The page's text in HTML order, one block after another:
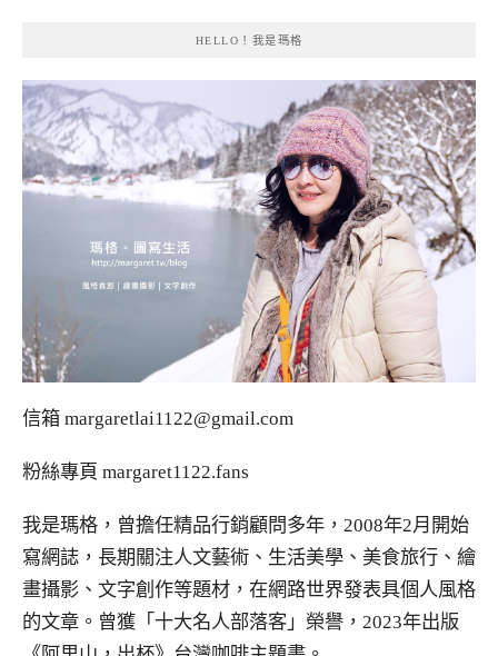
HELLO！我是瑪格
信箱 margaretlai1122@gmail.com
粉絲專頁 margaret1122.fans
我是瑪格，曾擔任精品行銷顧問多年，2008年2月開始
寫網誌，長期關注人文藝術、生活美學、美食旅行、繪
畫攝影、文字創作等題材，在網路世界發表具個人風格
的文章。曾獲「十大名人部落客」榮譽，2023年出版